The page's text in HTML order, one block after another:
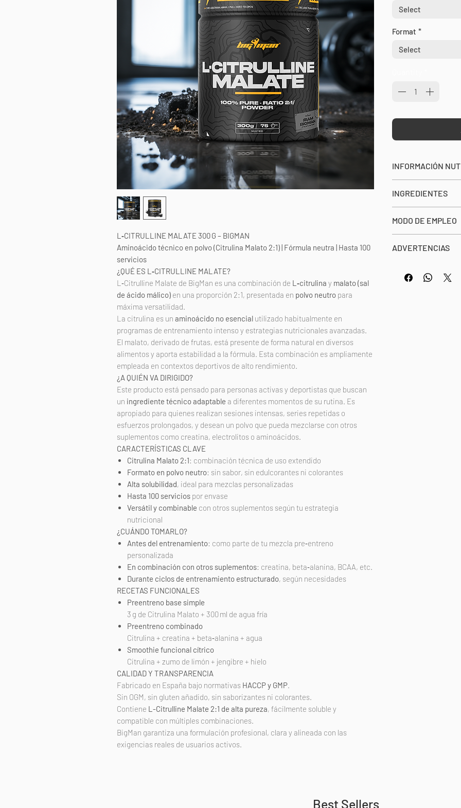
L‑CITRULLINE MALATE 300 G – BIGMAN
Aminoácido técnico en polvo (Citrulina Malato 2:1) | Fórmula neutra | Hasta 100
servicios
¿QUÉ ES L‑CITRULLINE MALATE?
L‑Citrulline Malate de BigMan es una combinación de L‑citrulina y malato (sal
de ácido málico) en una proporción 2:1, presentada en polvo neutro para
máxima versatilidad.
La citrulina es un aminoácido no esencial utilizado habitualmente en
programas de entrenamiento intenso y estrategias nutricionales avanzadas.
El malato, derivado de frutas, está presente de forma natural en diversos
alimentos y aporta estabilidad a la fórmula. Esta combinación es ampliamente
empleada en contextos deportivos de alto rendimiento.
¿A QUIÉN VA DIRIGIDO?
Este producto está pensado para personas activas y deportistas que buscan
un ingrediente técnico adaptable a diferentes momentos de su rutina. Es
apropiado para quienes realizan sesiones intensas, series repetidas o
esfuerzos prolongados, y desean un polvo que pueda mezclarse con otros
suplementos como creatina, electrolitos o aminoácidos.
CARACTERÍSTICAS CLAVE
Citrulina Malato 2:1: combinación técnica de uso extendido
Formato en polvo neutro: sin sabor, sin edulcorantes ni colorantes
Alta solubilidad, ideal para mezclas personalizadas
Hasta 100 servicios por envase
Versátil y combinable con otros suplementos según tu estrategia
nutricional
¿CUÁNDO TOMARLO?
Antes del entrenamiento: como parte de tu mezcla pre‑entreno
personalizada
En combinación con otros suplementos: creatina, beta‑alanina, BCAA, etc.
Durante ciclos de entrenamiento estructurado, según necesidades
RECETAS FUNCIONALES
Preentreno base simple
3 g de Citrulina Malato + 300 ml de agua fría
Preentreno combinado
Citrulina + creatina + beta‑alanina + agua
Smoothie funcional cítrico
Citrulina + zumo de limón + jengibre + hielo
CALIDAD Y TRANSPARENCIA
Fabricado en España bajo normativas HACCP y GMP.
Sin OGM, sin gluten añadido, sin saborizantes ni colorantes.
Contiene L-Citrulline Malate 2:1 de alta pureza, fácilmente soluble y
compatible con múltiples combinaciones.
BigMan garantiza una formulación profesional, clara y alineada con las
exigencias reales de usuarios activos.
Select
Format *
Select
INFORMACIÓN
SERVICIOS POR
INGREDIENTES
leche, soja, gluten
MODO DE EMPLEO
diaria
ADVERTENCIAS
No superar dosis
Best Sellers